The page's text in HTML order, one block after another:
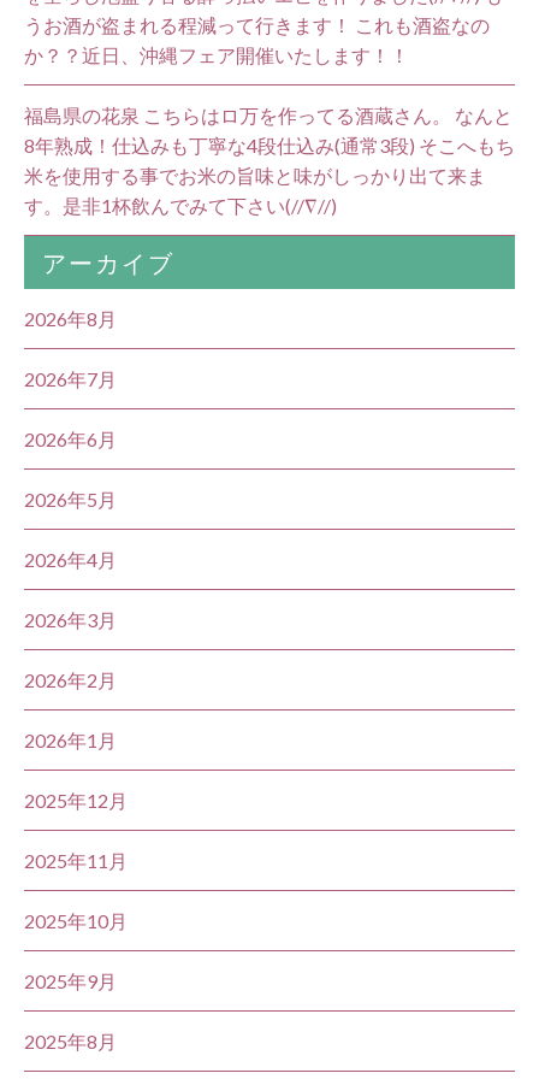
うお酒が盗まれる程減って行きます！ これも酒盗なの
か？？近日、沖縄フェア開催いたします！！
福島県の花泉 こちらはロ万を作ってる酒蔵さん。 なんと
8年熟成！仕込みも丁寧な4段仕込み(通常3段) そこへもち
米を使用する事でお米の旨味と味がしっかり出て来ま
す。是非1杯飲んでみて下さい(//∇//)
アーカイブ
2026年8月
2026年7月
2026年6月
2026年5月
2026年4月
2026年3月
2026年2月
2026年1月
2025年12月
2025年11月
2025年10月
2025年9月
2025年8月